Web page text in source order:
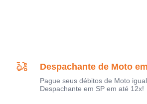
Despachante de Moto
Pague seus débitos de Moto
Despachante em SP em até 12x!